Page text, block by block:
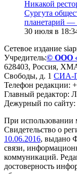
​Никакой
Сургута
планетарий —
30 июля в
Сетевое издание
Учредитель:© ООО
628403, Россия,
Свободы, д. 1 СИА-
Телефон редакции:
Главный редактор:
Дежурный по сайту:
При использовании
Свидетельство о
10.06.2016, выдано
связи,
коммуникаций.
достоверность